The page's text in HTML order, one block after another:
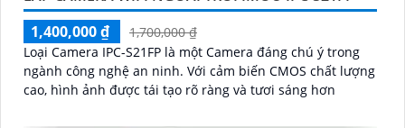
1,400,000 ₫
1,700,000 ₫
Loại Camera IPC-S21FP là một Camera đáng chú ý trong
ngành công nghệ an ninh. Với cảm biến CMOS chất lượng
cao, hình ảnh được tái tạo rõ ràng và tươi sáng hơn